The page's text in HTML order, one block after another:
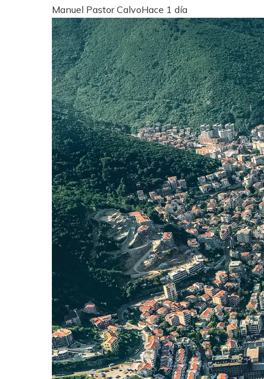
Manuel Pastor CalvoHace 1 día